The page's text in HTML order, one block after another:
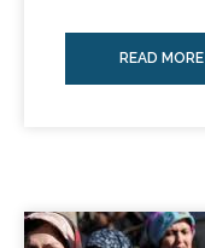
READ MORE